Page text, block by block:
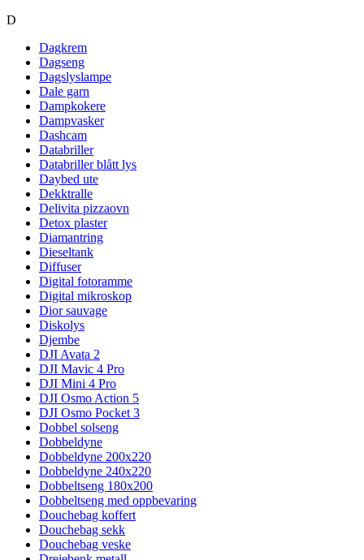
D
Dagkrem
Dagseng
Dagslyslampe
Dale garn
Dampkokere
Dampvasker
Dashcam
Databriller
Databriller blått lys
Daybed ute
Dekktralle
Delivita pizzaovn
Detox plaster
Diamantring
Dieseltank
Diffuser
Digital fotoramme
Digital mikroskop
Dior sauvage
Diskolys
Djembe
DJI Avata 2
DJI Mavic 4 Pro
DJI Mini 4 Pro
DJI Osmo Action 5
DJI Osmo Pocket 3
Dobbel solseng
Dobbeldyne
Dobbeldyne 200x220
Dobbeldyne 240x220
Dobbeltseng 180x200
Dobbeltseng med oppbevaring
Douchebag koffert
Douchebag sekk
Douchebag veske